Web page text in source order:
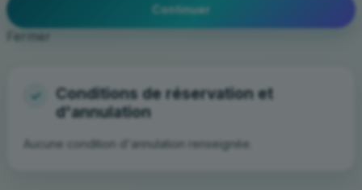
Continuer
Aucune condition d'annulation renseignée.